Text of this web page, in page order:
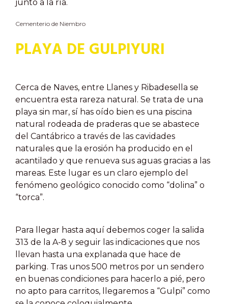
junto a la ría.
Cementerio de Niembro
PLAYA DE GULPIYURI
Cerca de Naves, entre Llanes y Ribadesella se
encuentra esta rareza natural. Se trata de una
playa sin mar, sí has oído bien es una piscina
natural rodeada de praderas que se abastece
del Cantábrico a través de las cavidades
naturales que la erosión ha producido en el
acantilado y que renueva sus aguas gracias a las
mareas. Este lugar es un claro ejemplo del
fenómeno geológico conocido como “dolina” o
“torca”.
Para llegar hasta aquí debemos coger la salida
313 de la A-8 y seguir las indicaciones que nos
llevan hasta una explanada que hace de
parking. Tras unos 500 metros por un sendero
en buenas condiciones para hacerlo a pié, pero
no apto para carritos, llegaremos a “Gulpi” como